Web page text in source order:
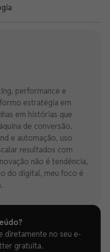
performance e
estratégia em
em histórias que
de conversão.
e automação, uso
resultados com
não é tendência,
do digital, meu foco é
diretamente no seu e-
gratuita.